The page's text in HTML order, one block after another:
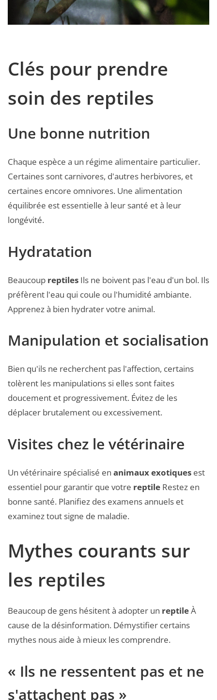
Clés pour prendre
soin des reptiles
Une bonne nutrition
Chaque espèce a un régime alimentaire particulier.
Certaines sont carnivores, d'autres herbivores, et
certaines encore omnivores. Une alimentation
équilibrée est essentielle à leur santé et à leur
longévité.
Hydratation
Beaucoup reptiles Ils ne boivent pas l'eau d'un bol. Ils
préfèrent l'eau qui coule ou l'humidité ambiante.
Apprenez à bien hydrater votre animal.
Manipulation et socialisation
Bien qu'ils ne recherchent pas l'affection, certains
tolèrent les manipulations si elles sont faites
doucement et progressivement. Évitez de les
déplacer brutalement ou excessivement.
Visites chez le vétérinaire
Un vétérinaire spécialisé en animaux exotiques est
essentiel pour garantir que votre reptile Restez en
bonne santé. Planifiez des examens annuels et
examinez tout signe de maladie.
Mythes courants sur
les reptiles
Beaucoup de gens hésitent à adopter un reptileÀ
cause de la désinformation. Démystifier certains
mythes nous aide à mieux les comprendre.
« Ils ne ressentent pas et ne
s'attachent pas »